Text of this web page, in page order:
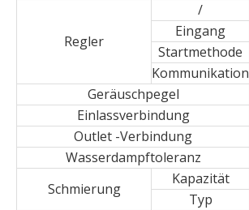
Regler
/
Eingang
Startmethode
Kommunikation
Geräuschpegel
Einlassverbindung
Outlet -Verbindung
Wasserdampftoleranz
Schmierung
Kapazität
Typ